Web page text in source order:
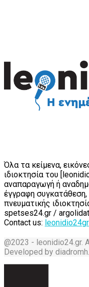
Όλα τα κείμενα,
ιδιοκτησία του
αναπαραγωγή ή
έγγραφη
πνευματικής
spetses24.gr /
Contact us:
@2023 - leonidio24.gr.
Developed by